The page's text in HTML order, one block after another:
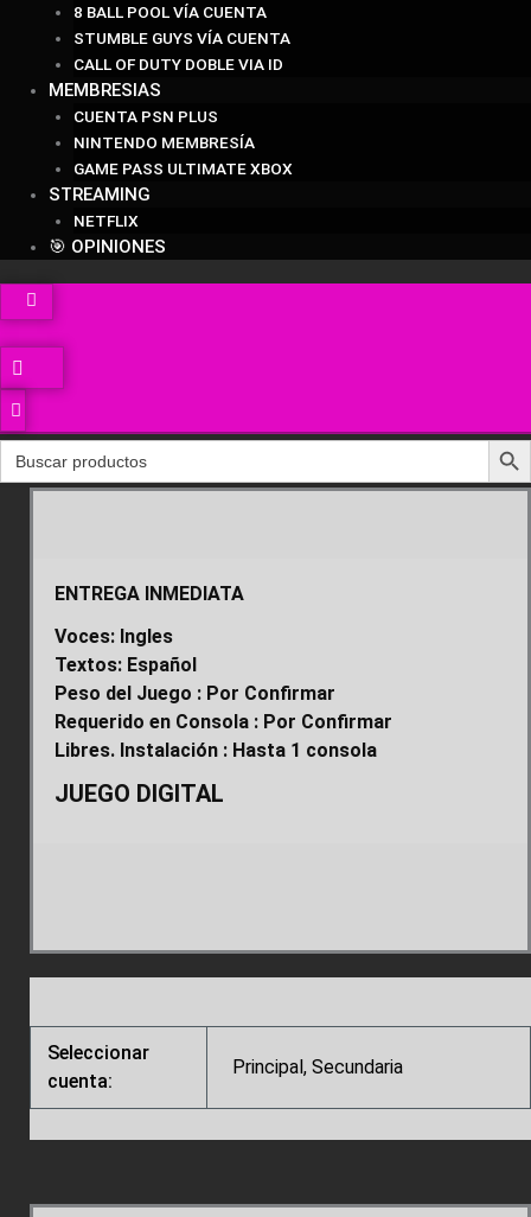
8 BALL POOL VÍA CUENTA
STUMBLE GUYS VÍA CUENTA
CALL OF DUTY DOBLE VIA ID
MEMBRESIAS
CUENTA PSN PLUS
NINTENDO MEMBRESÍA
GAME PASS ULTIMATE XBOX
STREAMING
NETFLIX
🎯 OPINIONES
Search
for:
Search
SpongeBob SquarePants The Patrick
Star Game PS5
ENTREGA INMEDIATA
Voces: Ingles
Textos: Español
Peso del Juego : Por Confirmar
Requerido en Consola : Por Confirmar
Libres. Instalación : Hasta 1 consola
JUEGO DIGITAL
Seleccionar
cuenta:
Principal, Secundaria